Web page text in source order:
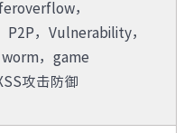
，
P2P，Vulnerability，
，game
攻击防御